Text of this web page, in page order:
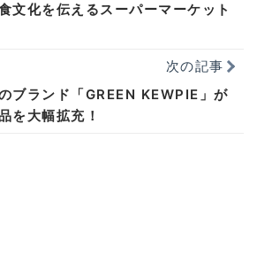
文化を伝えるスーパーマーケット
次の記事
ブランド「GREEN KEWPIE」が
を大幅拡充！